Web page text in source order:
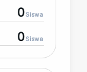
0Siswa
0Siswa